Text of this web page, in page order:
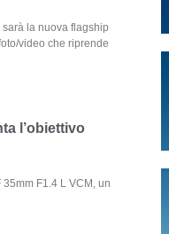
la nuova flagship
video che riprende
l’obiettivo
F1.4 L VCM, un